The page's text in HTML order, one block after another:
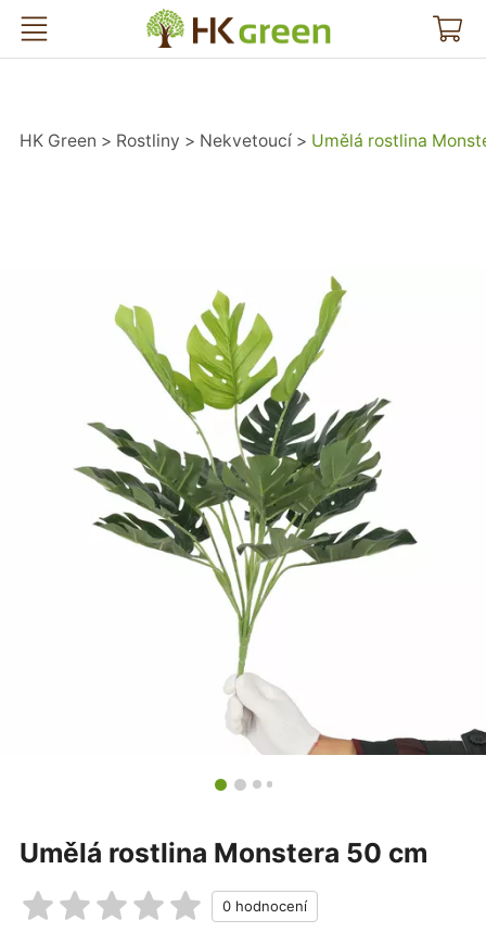
HK Green
HK Green Rostliny Nekvetoucí Umělá rostlina
Umělá rostlina Monstera 50 cm